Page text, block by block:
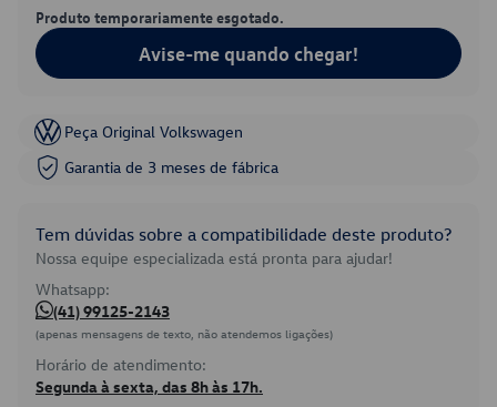
Produto temporariamente esgotado.
Avise-me quando chegar!
Peça Original Volkswagen
Garantia de 3 meses de fábrica
Tem dúvidas sobre a compatibilidade deste produto?
Nossa equipe especializada está pronta para ajudar!
Whatsapp:
(41) 99125-2143
(apenas mensagens de texto, não atendemos ligações)
Horário de atendimento:
Segunda à sexta, das 8h às 17h.